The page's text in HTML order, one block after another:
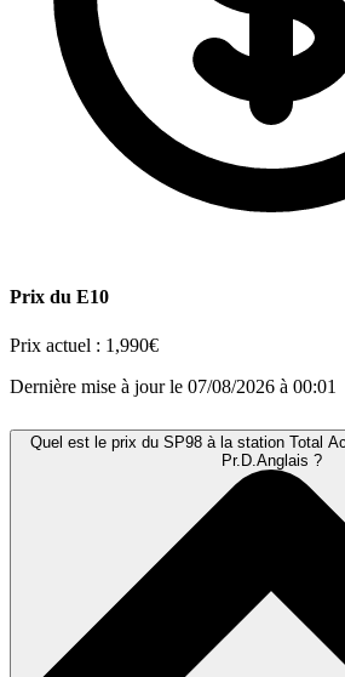
Prix du E10
Prix actuel : 1,990€
Dernière mise à jour le 07/08/2026 à 00:01
Quel est le prix du SP98 à la station Total
Pr.D.Anglais ?